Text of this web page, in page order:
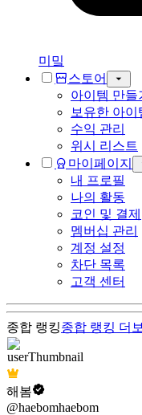
미밐
스토어
아이템 만들
보유한 아이
수익 관리
위시 리스트
마이페이지
내 프로필
나의 활동
코인 및 결제
멤버십 관리
계정 설정
차단 목록
고객 센터
종합 랭킹종합 랭킹 더
해봄
@haebomhaebom